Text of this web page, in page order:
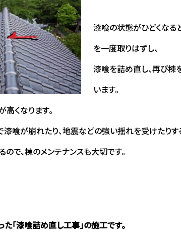
漆喰の状態がひどくなる
を一度取りはずし、
漆喰を詰め直し、再び
います。
くなります。
漆喰が崩れたり、地震などの強い揺れを受けたりす
で、棟のメンテナンスも大切です。
「漆喰詰め直し工事」の施工です。